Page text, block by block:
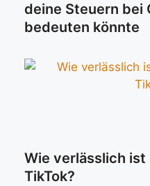
deine Steuern bei
bedeuten könnte
Wie verlässlich ist
TikTok?